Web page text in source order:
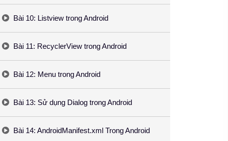
Bài 10: Listview trong Android
Bài 11: RecyclerView trong Android
Bài 12: Menu trong Android
Bài 13: Sử dụng Dialog trong Android
Bài 14: AndroidManifest.xml Trong Android